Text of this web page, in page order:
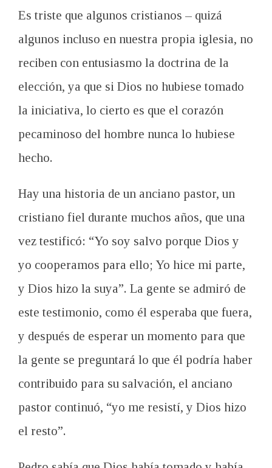
Es triste que algunos cristianos – quizá
algunos incluso en nuestra propia iglesia, no
reciben con entusiasmo la doctrina de la
elección, ya que si Dios no hubiese tomado
la iniciativa, lo cierto es que el corazón
pecaminoso del hombre nunca lo hubiese
hecho.
Hay una historia de un anciano pastor, un
cristiano fiel durante muchos años, que una
vez testificó: “Yo soy salvo porque Dios y
yo cooperamos para ello; Yo hice mi parte,
y Dios hizo la suya”. La gente se admiró de
este testimonio, como él esperaba que fuera,
y después de esperar un momento para que
la gente se preguntará lo que él podría haber
contribuido para su salvación, el anciano
pastor continuó, “yo me resistí, y Dios hizo
el resto”.